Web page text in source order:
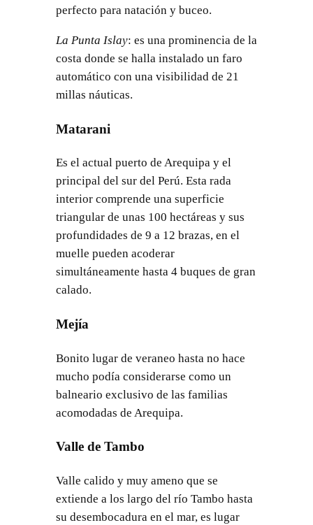
perfecto para natación y buceo.
La Punta Islay: es una prominencia de la
costa donde se halla instalado un faro
automático con una visibilidad de 21
millas náuticas.
Matarani
Es el actual puerto de Arequipa y el
principal del sur del Perú. Esta rada
interior comprende una superficie
triangular de unas 100 hectáreas y sus
profundidades de 9 a 12 brazas, en el
muelle pueden acoderar
simultáneamente hasta 4 buques de gran
calado.
Mejía
Bonito lugar de veraneo hasta no hace
mucho podía considerarse como un
balneario exclusivo de las familias
acomodadas de Arequipa.
Valle de Tambo
Valle calido y muy ameno que se
extiende a los largo del río Tambo hasta
su desembocadura en el mar, es lugar